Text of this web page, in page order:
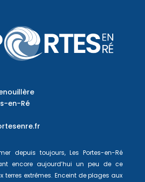
en-Ré
depuis toujours, Les Portes-en-Ré
encore aujourd’hui un peu de ce
terres extrêmes. Enceint de plages aux